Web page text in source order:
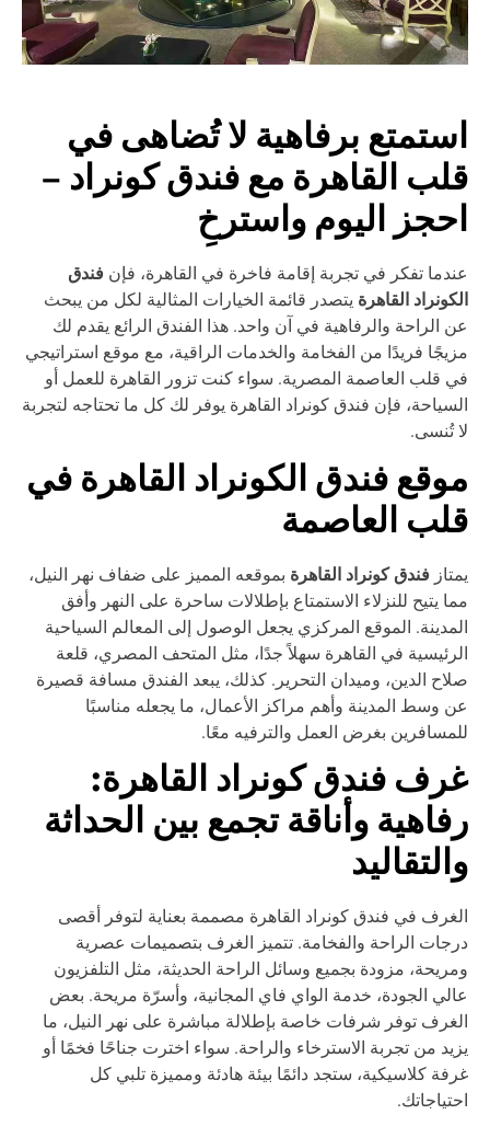
برفاهية لا تُضاهى في
القاهرة مع فندق كونراد –
اليوم واسترخِ
تفكر في تجربة إقامة فاخرة في القاهرة، فإن فندق
القاهرةيتصدر قائمة الخيارات المثالية لكل من يبحث
الراحة والرفاهية في آن واحد. هذا الفندق الرائع يقدم لك
فريدًا من الفخامة والخدمات الراقية، مع موقع استراتيجي
قلب العاصمة المصرية. سواء كنت تزور القاهرة للعمل أو
فإن فندق كونراد القاهرة يوفر لك كل ما تحتاجه لتجربة
تُنسى.
فندق الكونراد القاهرة في
العاصمة
فندق كونراد القاهرةبموقعه المميز على ضفاف نهر النيل،
يتيح للنزلاء الاستمتاع بإطلالات ساحرة على النهر وأفق
الموقع المركزي يجعل الوصول إلى المعالم السياحية
في القاهرة سهلاً جدًا، مثل المتحف المصري، قلعة
الدين، وميدان التحرير. كذلك، يبعد الفندق مسافة قصيرة
وسط المدينة وأهم مراكز الأعمال، ما يجعله مناسبًا
بغرض العمل والترفيه معًا.
فندق كونراد القاهرة:
وأناقة تجمع بين الحداثة
في فندق كونراد القاهرة مصممة بعناية لتوفر أقصى
الراحة والفخامة. تتميز الغرف بتصميمات عصرية
مزودة بجميع وسائل الراحة الحديثة، مثل التلفزيون
الجودة، خدمة الواي فاي المجانية، وأسرّة مريحة. بعض
توفر شرفات خاصة بإطلالة مباشرة على نهر النيل، ما
من تجربة الاسترخاء والراحة. سواء اخترت جناحًا فخمًا أو
كلاسيكية، ستجد دائمًا بيئة هادئة ومميزة تلبي كل